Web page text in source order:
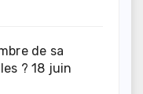
de sa
? 18 juin